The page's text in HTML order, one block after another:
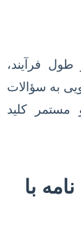
فرآیند،
به سؤالات
مستمر کلید
با